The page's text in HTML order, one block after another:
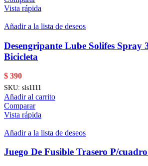
Vista rápida
Añadir a la lista de deseos
Desengripante Lube Solifes Spray
Bicicleta
$ 390
SKU: sls1111
Añadir al carrito
Comparar
Vista rápida
Añadir a la lista de deseos
Juego De Fusible Trasero P/